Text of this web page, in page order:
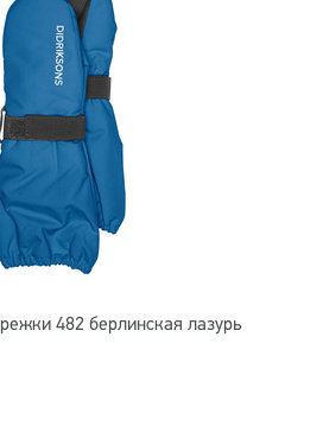
482 берлинская лазурь